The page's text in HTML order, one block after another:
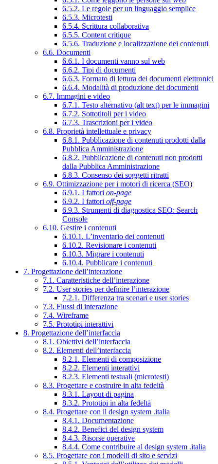
6.5.2. Le regole per un linguaggio semplice
6.5.3. Microtesti
6.5.4. Scrittura collaborativa
6.5.5. Content critique
6.5.6. Traduzione e localizzazione dei contenuti
6.6. Documenti
6.6.1. I documenti vanno sul web
6.6.2. Tipi di documenti
6.6.3. Formato di lettura dei documenti elettronici
6.6.4. Modalità di produzione dei documenti
6.7. Immagini e video
6.7.1. Testo alternativo (alt text) per le immagini
6.7.2. Sottotitoli per i video
6.7.3. Trascrizioni per i video
6.8. Proprietà intellettuale e privacy
6.8.1. Pubblicazione di contenuti prodotti dalla
Pubblica Amministrazione
6.8.2. Pubblicazione di contenuti non prodotti
dalla Pubblica Amministrazione
6.8.3. Consenso dei soggetti ritratti
6.9. Ottimizzazione per i motori di ricerca (SEO)
6.9.1. I fattori on-page
6.9.2. I fattori off-page
6.9.3. Strumenti di diagnostica SEO: Search
Console
6.10. Gestire i contenuti
6.10.1. L’inventario dei contenuti
6.10.2. Revisionare i contenuti
6.10.3. Migrare i contenuti
6.10.4. Pubblicare i contenuti
7. Progettazione dell’interazione
7.1. Caratteristiche dell’interazione
7.2. User stories per definire l’interazione
7.2.1. Differenza tra scenari e user stories
7.3. Flussi di interazione
7.4. Wireframe
7.5. Prototipi interattivi
8. Progettazione dell’interfaccia
8.1. Obiettivi dell’interfaccia
8.2. Elementi dell’interfaccia
8.2.1. Elementi di composizione
8.2.2. Elementi interattivi
8.2.3. Elementi testuali (microtesti)
8.3. Progettare e costruire in alta fedeltà
8.3.1. Layout di pagina
8.3.2. Prototipi in alta fedeltà
8.4. Progettare con il design system .italia
8.4.1. Documentazione
8.4.2. Benefici del design system
8.4.3. Risorse operative
8.4.4. Come contribuire al design system .italia
8.5. Progettare con i modelli di sito e servizi